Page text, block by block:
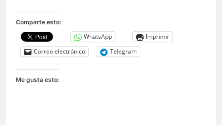
Comparte esto:
WhatsApp
Imprimir
Correo electrónico
Telegram
Me gusta esto: